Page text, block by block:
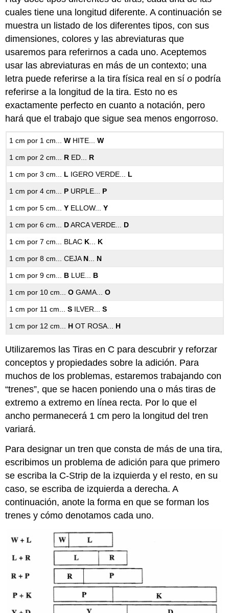
cuales tiene una longitud diferente. A continuación se
muestra un listado de los diferentes tipos, con sus
dimensiones, colores y las abreviaturas que
usaremos para referirnos a cada uno. Aceptemos
usar las abreviaturas en más de un contexto; una
letra puede referirse a la tira física real en sío podría
referirse a la longitud de la tira. Esto no es
exactamente perfecto en cuanto a notación, pero
hará que el trabajo que sigue sea menos engorroso.
1 cm por 1 cm...W HITE...W
1 cm por 2 cm... R ED... R
1 cm por 3 cm... L IGERO VERDE... L
1 cm por 4 cm... P URPLE... P
1 cm por 5 cm...Y ELLOW...Y
1 cm por 6 cm... DARCA VERDE... D
1 cm por 7 cm... BLAC K... K
1 cm por 8 cm... CEJAN... N
1 cm por 9 cm... B LUE... B
1 cm por 10 cm...O GAMA...O
1 cm por 11 cm...S ILVER...S
1 cm por 12 cm... H OT ROSA... H
Utilizaremos las Tiras en C para descubrir y reforzar
conceptos y propiedades sobre la adición. Para
muchos de los problemas, estaremos trabajando con
“trenes”, que se hacen poniendo una o más tiras de
extremo a extremo en línea recta. Por lo que el
ancho permanecerá 1 cm pero la longitud del tren
variará.
Para designar un tren que consta de más de una tira,
escribimos un problema de adición para que primero
se escriba la C-Strip de la izquierda y el resto, en su
caso, se escriba de izquierda a derecha. A
continuación, anote la forma en que se forman los
trenes y cómo denotamos cada uno.